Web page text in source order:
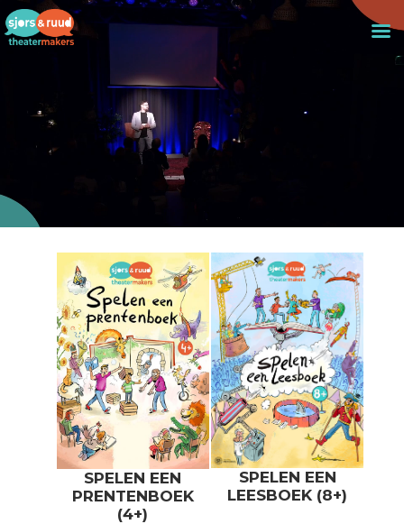
SPELEN EEN
PRENTENBOEK
(4+)
SPELEN EEN
LEESBOEK (8+)